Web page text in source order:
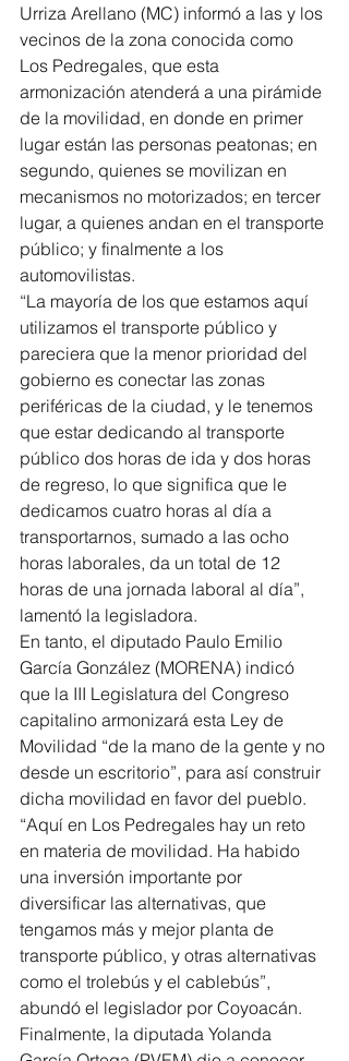
Urriza Arellano (MC) informó a las y los
vecinos de la zona conocida como
Los Pedregales, que esta
armonización atenderá a una pirámide
de la movilidad, en donde en primer
lugar están las personas peatonas; en
segundo, quienes se movilizan en
mecanismos no motorizados; en tercer
lugar, a quienes andan en el transporte
público; y finalmente a los
automovilistas.
“La mayoría de los que estamos aquí
utilizamos el transporte público y
pareciera que la menor prioridad del
gobierno es conectar las zonas
periféricas de la ciudad, y le tenemos
que estar dedicando al transporte
público dos horas de ida y dos horas
de regreso, lo que significa que le
dedicamos cuatro horas al día a
transportarnos, sumado a las ocho
horas laborales, da un total de 12
horas de una jornada laboral al día”,
lamentó la legisladora.
En tanto, el diputado Paulo Emilio
García González (MORENA) indicó
que la III Legislatura del Congreso
capitalino armonizará esta Ley de
Movilidad “de la mano de la gente y no
desde un escritorio”, para así construir
dicha movilidad en favor del pueblo.
“Aquí en Los Pedregales hay un reto
en materia de movilidad. Ha habido
una inversión importante por
diversificar las alternativas, que
tengamos más y mejor planta de
transporte público, y otras alternativas
como el trolebús y el cablebús”,
abundó el legislador por Coyoacán.
Finalmente, la diputada Yolanda